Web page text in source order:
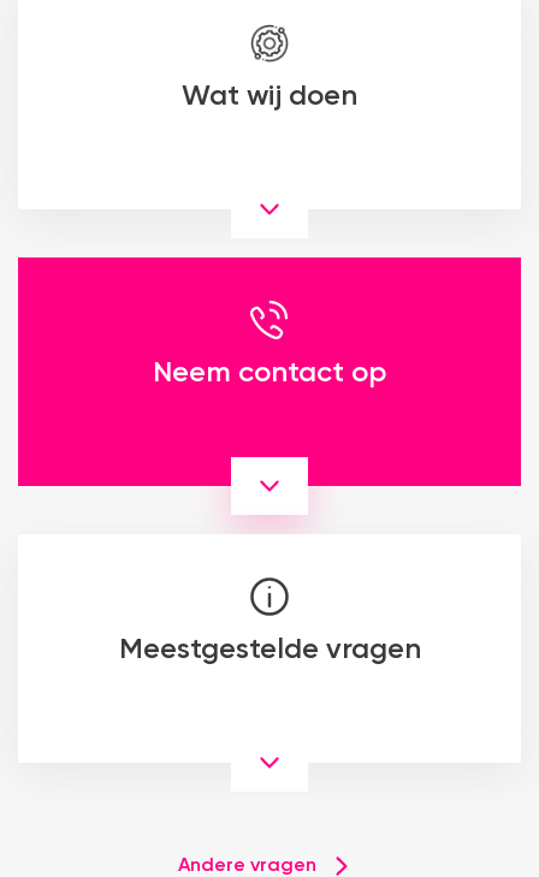
Wat wij doen
Neem contact op
Meestgestelde vragen
Andere vragen